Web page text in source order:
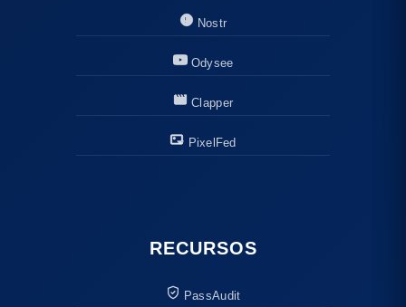
Nostr
Odysee
Clapper
PixelFed
RECURSOS
PassAudit